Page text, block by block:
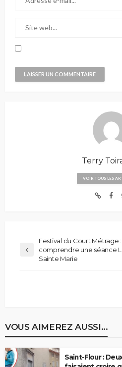
Terry
VOIR TOUS LES
Festival du Court Métrage
comprendre une séance
Sainte Marie
VOUS AIMEREZ AUSSI...
Saint-Flour :